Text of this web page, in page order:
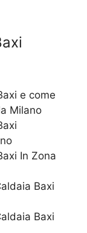
e come
Milano
In Zona
Baxi
Baxi